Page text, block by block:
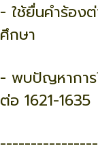
- ใช้ยื่นคำร้อง
ศึกษา
- พบปัญหากา
ต่อ 1621-1635